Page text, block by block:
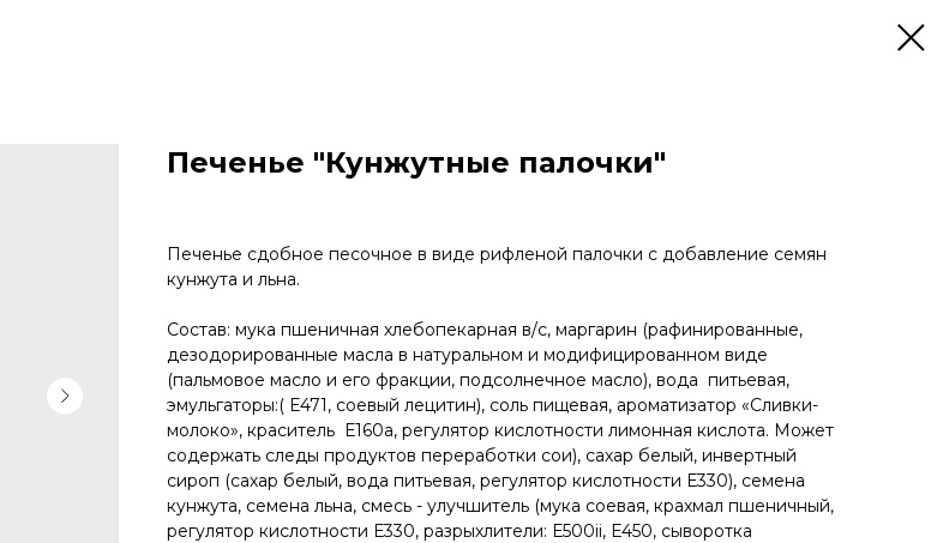
Печенье "Кунжутные палочки"
Печенье сдобное песочное в виде рифленой палочки с добавление семян
кунжута и льна.
Состав: мука пшеничная хлебопекарная в/с, маргарин (рафинированные,
дезодорированные масла в натуральном и модифицированном виде
(пальмовое масло и его фракции, подсолнечное масло), вода питьевая,
эмульгаторы:( Е471, соевый лецитин), соль пищевая, ароматизатор «Сливки-
молоко», краситель Е160а, регулятор кислотности лимонная кислота. Может
содержать следы продуктов переработки сои), сахар белый, инвертный
сироп (сахар белый, вода питьевая, регулятор кислотности Е330), семена
кунжута, семена льна, смесь - улучшитель (мука соевая, крахмал пшеничный,
регулятор кислотности Е330, разрыхлители: Е500ii, Е450, сыворотка